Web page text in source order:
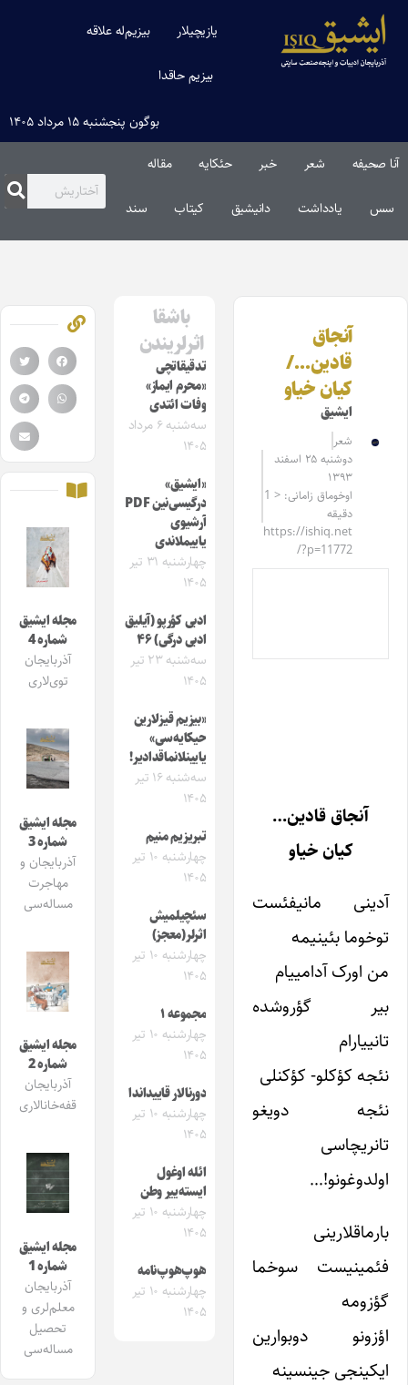
یازیچیلار بیزیم‌له علاقه
بیزیم حاقدا
بوگون پنجشنبه ۱۵ مرداد ۱۴۰۵
آنا صحیفه شعر خبر حئکایه مقاله‌
سس یادداشت دانیشیق کیتاب سند
آنجاق
قادین…/
کیان خیاو
ایشیق
شعر
دوشنبه ۲۵ اسفند
۱۳۹۳
اوخوماق زامانی: < 1
دقیقه
https://ishiq.net
/?p=11772
آنجاق قادین…
کیان خیاو
آدینی مانیفئست
توخوما بئینیمه
من اورک آدامییام
بیر گؤروشده
تانییارام
نئجه کؤکلو- کؤکنلی
نئجه دویغو
تانریچاسی
اولدوغونو!…
بارماقلارینی
فئمینیست سوخما
گؤزومه
اؤزونو دوبوارین
ایکینجی جینسینه
باشقا
اثرلریندن
تدقیقاتچی
«محرم ایماز»
وفات ائتدی
سه‌شنبه ۶ مرداد
۱۴۰۵
«ایشیق»
درگیسی‌نین PDF
آرشیوی
یاییملاندی
چهارشنبه ۳۱ تیر
۱۴۰۵
ادبی کؤرپو (آیلیق
ادبی درگی) ۴۶
سه‌شنبه ۲۳ تیر
۱۴۰۵
«بیزیم قیزلارین
حیکایه‌سی»
یایینلانماقدادیر!
سه‌شنبه ۱۶ تیر
۱۴۰۵
تبریزیم منیم
چهارشنبه ۱۰ تیر
۱۴۰۵
سئچیلمیش
اثرلر(معجز)
چهارشنبه ۱۰ تیر
۱۴۰۵
مجموعه ۱
چهارشنبه ۱۰ تیر
۱۴۰۵
دورنالار قاییداندا
چهارشنبه ۱۰ تیر
۱۴۰۵
ائله اوغول
ایسته‌ییر وطن
چهارشنبه ۱۰ تیر
۱۴۰۵
هوپ‌هوپ‌نامه
چهارشنبه ۱۰ تیر
۱۴۰۵
مجله ایشیق
شماره 4
آذربایجان
توی‌لاری
مجله ایشیق
شماره 3
آذربایجان و
مهاجرت
مساله‌سی
مجله ایشیق
شماره 2
آذربایجان
قفه‌خانالاری
مجله ایشیق
شماره 1
آذربایجان
معلم‌لری و
تحصیل
مساله‌سی